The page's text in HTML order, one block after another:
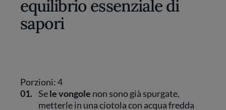
equilibrio essenziale di
sapori
Porzioni: 4
01. Sele vongole non sono già spurgate,
metterle in una ciotola con acqua fredda